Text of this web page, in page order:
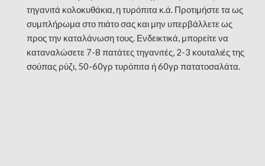
τηγανιτά κολοκυθάκια, η τυρόπιτα κ.ά. Προτιμήστε τα ως
συμπλήρωμα στο πιάτο σας και μην υπερβάλλετε ως
προς την καταλάνωση τους. Ενδεικτικά, μπορείτε να
καταναλώσετε 7-8 πατάτες τηγανιτές, 2-3 κουταλιές της
σούπας ρύζι, 50-60γρ τυρόπιτα ή 60γρ πατατοσαλάτα.